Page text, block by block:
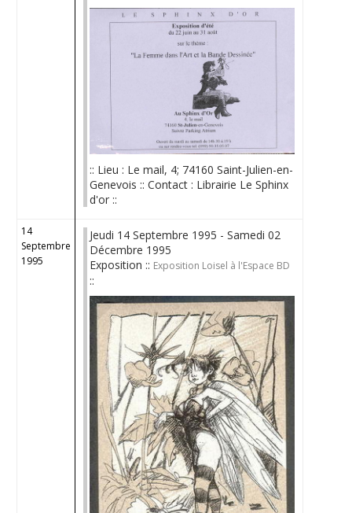
:: Lieu : Le mail, 4; 74160 Saint-Julien-en-
Genevois :: Contact : Librairie Le Sphinx
d'or ::
14
Septembre
1995
Jeudi 14 Septembre 1995 - Samedi 02
Décembre 1995
Exposition :: Exposition Loisel à l'Espace BD
::